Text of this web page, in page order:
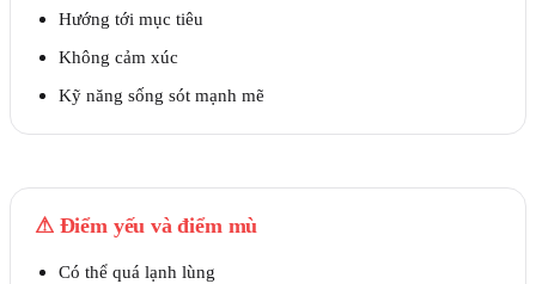
Hướng tới mục tiêu
Không cảm xúc
Kỹ năng sống sót mạnh mẽ
⚠ Điểm yếu và điểm mù
Có thể quá lạnh lùng